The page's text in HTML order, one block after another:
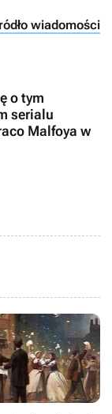
wiadomości
o tym
serialu
Malfoya w